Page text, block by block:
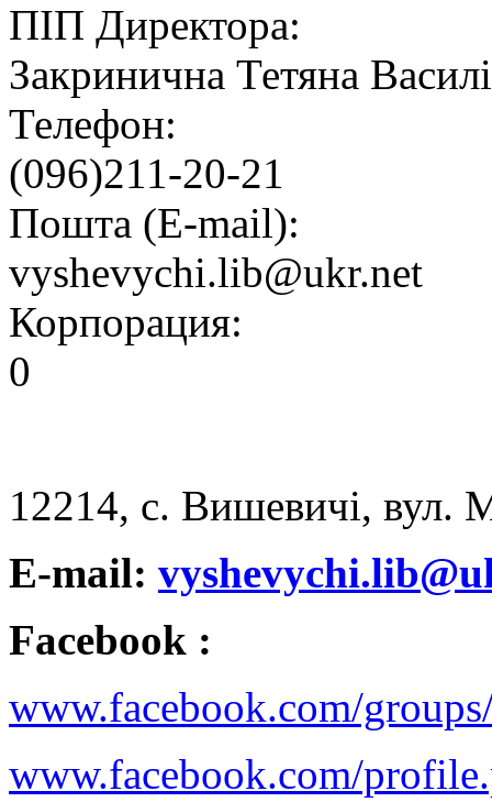
ПІП Директора:
Закринична Тетяна
Телефон:
(096)211-20-21
Пошта (E-mail):
vyshevychi.lib@ukr.net
Корпорация:
0
12214, с. Вишевичі, вул.
E-mаil:
Facebook :
www.facebook.com/
www.facebook.com/